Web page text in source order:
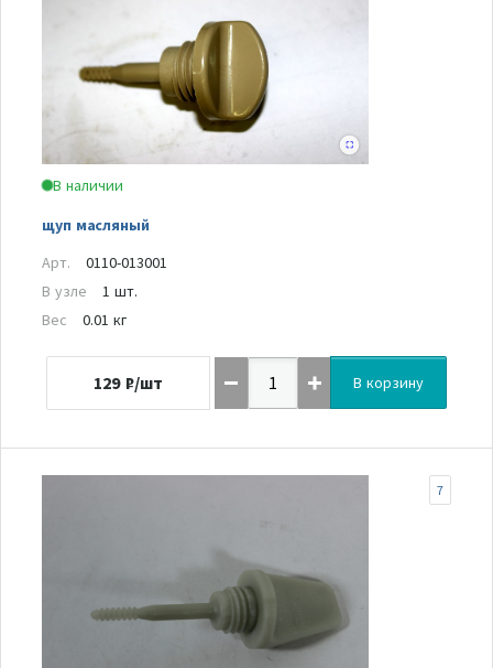
В наличии
щуп масляный
Арт.
0110-013001
В узле
1 шт.
Вес
0.01 кг
129 ₽/шт В корзину
7